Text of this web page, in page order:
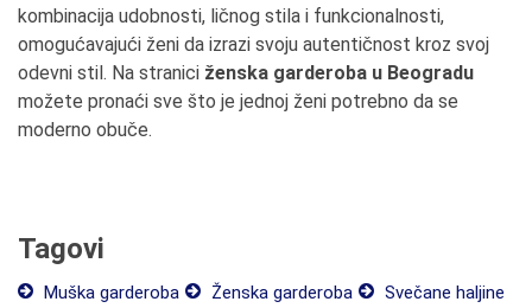
kombinacija udobnosti, ličnog stila i funkcionalnosti,
omogućavajući ženi da izrazi svoju autentičnost kroz svoj
odevni stil. Na stranici ženska garderoba u Beogradu
možete pronaći sve što je jednoj ženi potrebno da se
moderno obuče.
Tagovi
Muška garderoba Ženska garderoba
Svečane haljine